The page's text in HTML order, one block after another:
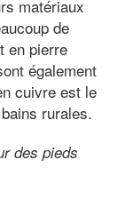
matériaux
de
en pierre
également
cuivre est le
rurales.
des pieds